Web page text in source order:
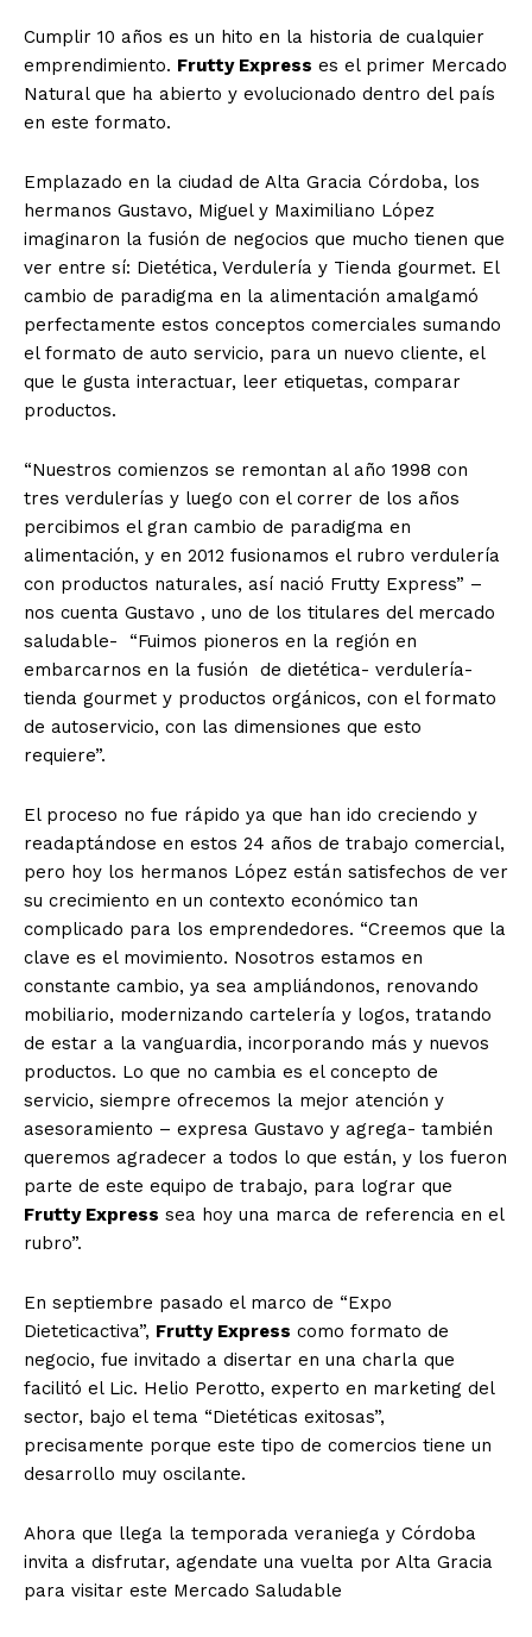
Cumplir 10 años es un hito en la historia de cualquier
emprendimiento. Frutty Express es el primer Mercado
Natural que ha abierto y evolucionado dentro del país
en este formato.
Emplazado en la ciudad de Alta Gracia Córdoba, los
hermanos Gustavo, Miguel y Maximiliano López
imaginaron la fusión de negocios que mucho tienen que
ver entre sí: Dietética, Verdulería y Tienda gourmet. El
cambio de paradigma en la alimentación amalgamó
perfectamente estos conceptos comerciales sumando
el formato de auto servicio, para un nuevo cliente, el
que le gusta interactuar, leer etiquetas, comparar
productos.
“Nuestros comienzos se remontan al año 1998 con
tres verdulerías y luego con el correr de los años
percibimos el gran cambio de paradigma en
alimentación, y en 2012 fusionamos el rubro verdulería
con productos naturales, así nació Frutty Express” –
nos cuenta Gustavo , uno de los titulares del mercado
saludable- “Fuimos pioneros en la región en
embarcarnos en la fusión de dietética- verdulería-
tienda gourmet y productos orgánicos, con el formato
de autoservicio, con las dimensiones que esto
requiere”.
El proceso no fue rápido ya que han ido creciendo y
readaptándose en estos 24 años de trabajo comercial,
pero hoy los hermanos López están satisfechos de ver
su crecimiento en un contexto económico tan
complicado para los emprendedores. “Creemos que la
clave es el movimiento. Nosotros estamos en
constante cambio, ya sea ampliándonos, renovando
mobiliario, modernizando cartelería y logos, tratando
de estar a la vanguardia, incorporando más y nuevos
productos. Lo que no cambia es el concepto de
servicio, siempre ofrecemos la mejor atención y
asesoramiento – expresa Gustavo y agrega- también
queremos agradecer a todos lo que están, y los fueron
parte de este equipo de trabajo, para lograr que
Frutty Express sea hoy una marca de referencia en el
rubro”.
En septiembre pasado el marco de “Expo
Dieteticactiva”, Frutty Express como formato de
negocio, fue invitado a disertar en una charla que
facilitó el Lic. Helio Perotto, experto en marketing del
sector, bajo el tema “Dietéticas exitosas”,
precisamente porque este tipo de comercios tiene un
desarrollo muy oscilante.
Ahora que llega la temporada veraniega y Córdoba
invita a disfrutar, agendate una vuelta por Alta Gracia
para visitar este Mercado Saludable